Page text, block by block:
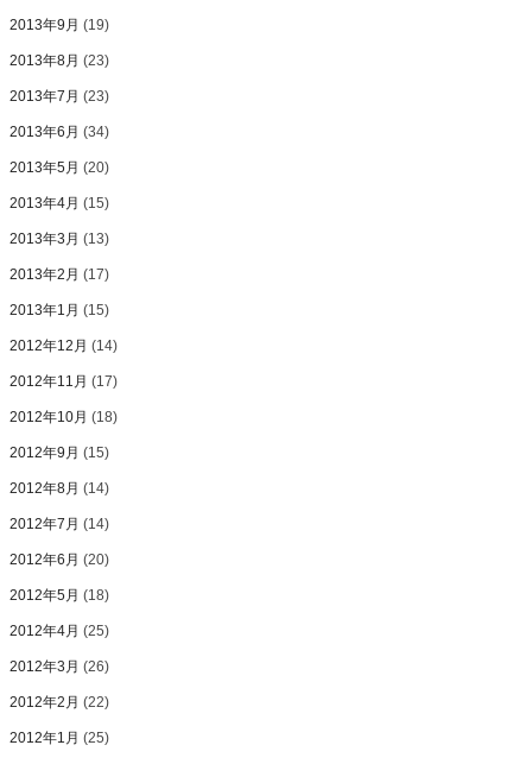
2013年9月 (19)
2013年8月 (23)
2013年7月 (23)
2013年6月 (34)
2013年5月 (20)
2013年4月 (15)
2013年3月 (13)
2013年2月 (17)
2013年1月 (15)
2012年12月 (14)
2012年11月 (17)
2012年10月 (18)
2012年9月 (15)
2012年8月 (14)
2012年7月 (14)
2012年6月 (20)
2012年5月 (18)
2012年4月 (25)
2012年3月 (26)
2012年2月 (22)
2012年1月 (25)